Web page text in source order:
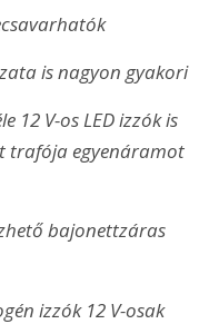
is nagyon gyakori
12 V-os LED izzók is
trafója egyenáramot
bajonettzáras
izzók 12 V-osak